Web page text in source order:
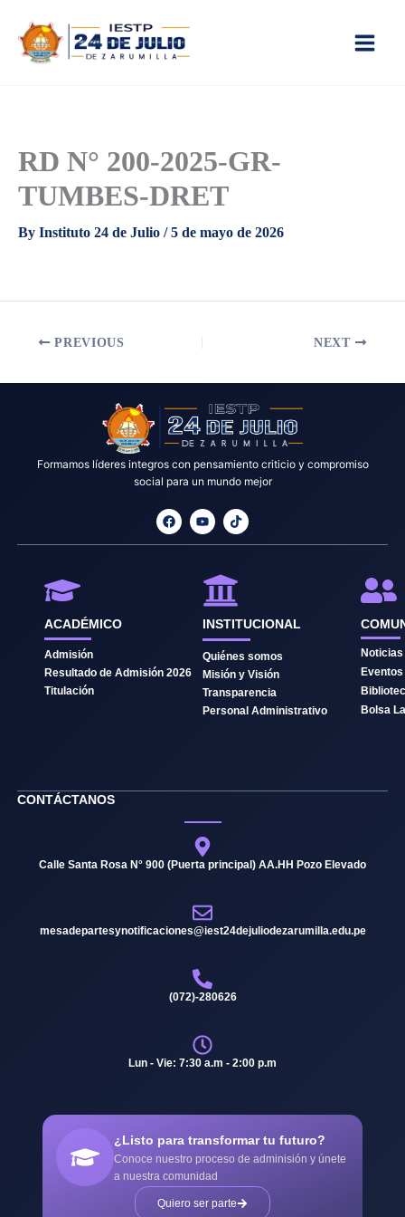
content
RD N° 200-2025-GR-
TUMBES-DRET
By Instituto 24 de Julio /5 de mayo de 2026
PREVIOUS NEXT
Formamos líderes integros con pensamiento criticio y compromiso
social para un mundo mejor
F
a
Y
o
b
T
i
k
ACADÉMICO
Admisión
Resultado de Admisión 2026
Titulación
INSTITUCIONAL
Quiénes somos
Misión y Visión
Transparencia
Personal Administrativo
Noticias
Eventos
Bolsa
CONTÁCTANOS
Calle Santa Rosa N° 900 (Puerta principal) AA.HH Pozo Elevado
mesadepartesynotificaciones@iest24dejuliodezarumilla.edu.pe
(072)-280626
Lun - Vie: 7:30 a.m - 2:00 p.m
¿Listo para transformar tu futuro?
Conoce nuestro proceso de adminisión y únete
a nuestra comunidad
Quiero ser parte